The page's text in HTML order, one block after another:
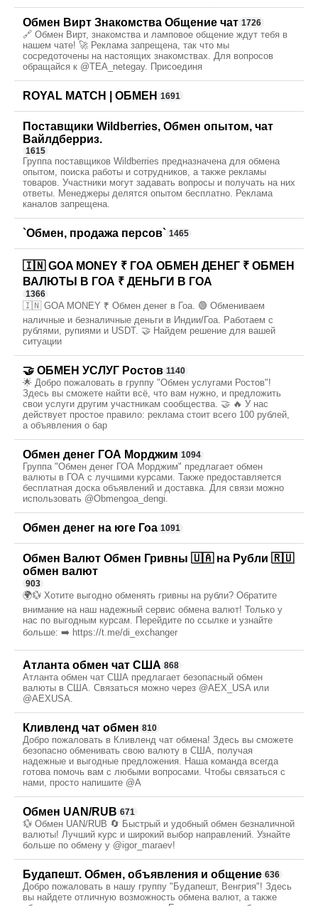
Обмен Вирт Знакомства Общение чат 1726
🔗 Обмен Вирт, знакомства и ламповое общение ждут тебя в
нашем чате! 🚀 Реклама запрещена, так что мы
сосредоточены на настоящих знакомствах. Для вопросов
обращайся к @TEA_netegay. Присоединя
ROYAL MATCH | ОБМЕН 1691
Поставщики Wildberries, Обмен опытом, чат
Вайлдберриз.
1615
Группа поставщиков Wildberries предназначена для обмена
опытом, поиска работы и сотрудников, а также рекламы
товаров. Участники могут задавать вопросы и получать на них
ответы. Менеджеры делятся опытом бесплатно. Реклама
каналов запрещена.
`Обмен, продажа персов` 1465
🇮🇳 GOA MONEY ₹ ГОА ОБМЕН ДЕНЕГ ₹ ОБМЕН
ВАЛЮТЫ В ГОА ₹ ДЕНЬГИ В ГОА
1366
🇮🇳 GOA MONEY ₹ Обмен денег в Гоа. 🟢 Обмениваем
наличные и безналичные деньги в Индии/Гоа. Работаем с
рублями, рупиями и USDT. 🤝 Найдем решение для вашей
ситуации
🤝 ОБМЕН УСЛУГ Ростов 1140
🌟 Добро пожаловать в группу "Обмен услугами Ростов"!
Здесь вы сможете найти всё, что вам нужно, и предложить
свои услуги другим участникам сообщества. 🤝 🔥 У нас
действует простое правило: реклама стоит всего 100 рублей,
а объявления о бар
Обмен денег ГОА Морджим 1094
Группа "Обмен денег ГОА Морджим" предлагает обмен
валюты в ГОА с лучшими курсами. Также предоставляется
бесплатная доска объявлений и доставка. Для связи можно
использовать @Obmengoa_dengi.
Обмен денег на юге Гоа 1091
Обмен Валют Обмен Гривны 🇺🇦 на Рубли 🇷🇺
обмен валют
903
🌍💱 Хотите выгодно обменять гривны на рубли? Обратите
внимание на наш надежный сервис обмена валют! Только у
нас по выгодным курсам. Перейдите по ссылке и узнайте
больше: ➡️ https://t.me/di_exchanger
Атланта обмен чат США 868
Атланта обмен чат США предлагает безопасный обмен
валюты в США. Связаться можно через @AEX_USA или
@AEXUSA.
Кливленд чат обмен 810
Добро пожаловать в Кливленд чат обмена! Здесь вы сможете
безопасно обменивать свою валюту в США, получая
надежные и выгодные предложения. Наша команда всегда
готова помочь вам с любыми вопросами. Чтобы связаться с
нами, просто напишите @A
Обмен UAN/RUB 671
💱 Обмен UAN/RUB 🔄 Быстрый и удобный обмен безналичной
валюты! Лучший курс и широкий выбор направлений. Узнайте
больше по обмену у @igor_maraev!
Будапешт. Обмен, объявления и общение 636
Добро пожаловать в нашу группу "Будапешт, Венгрия"! Здесь
вы найдете отличную возможность обмена валют, а также